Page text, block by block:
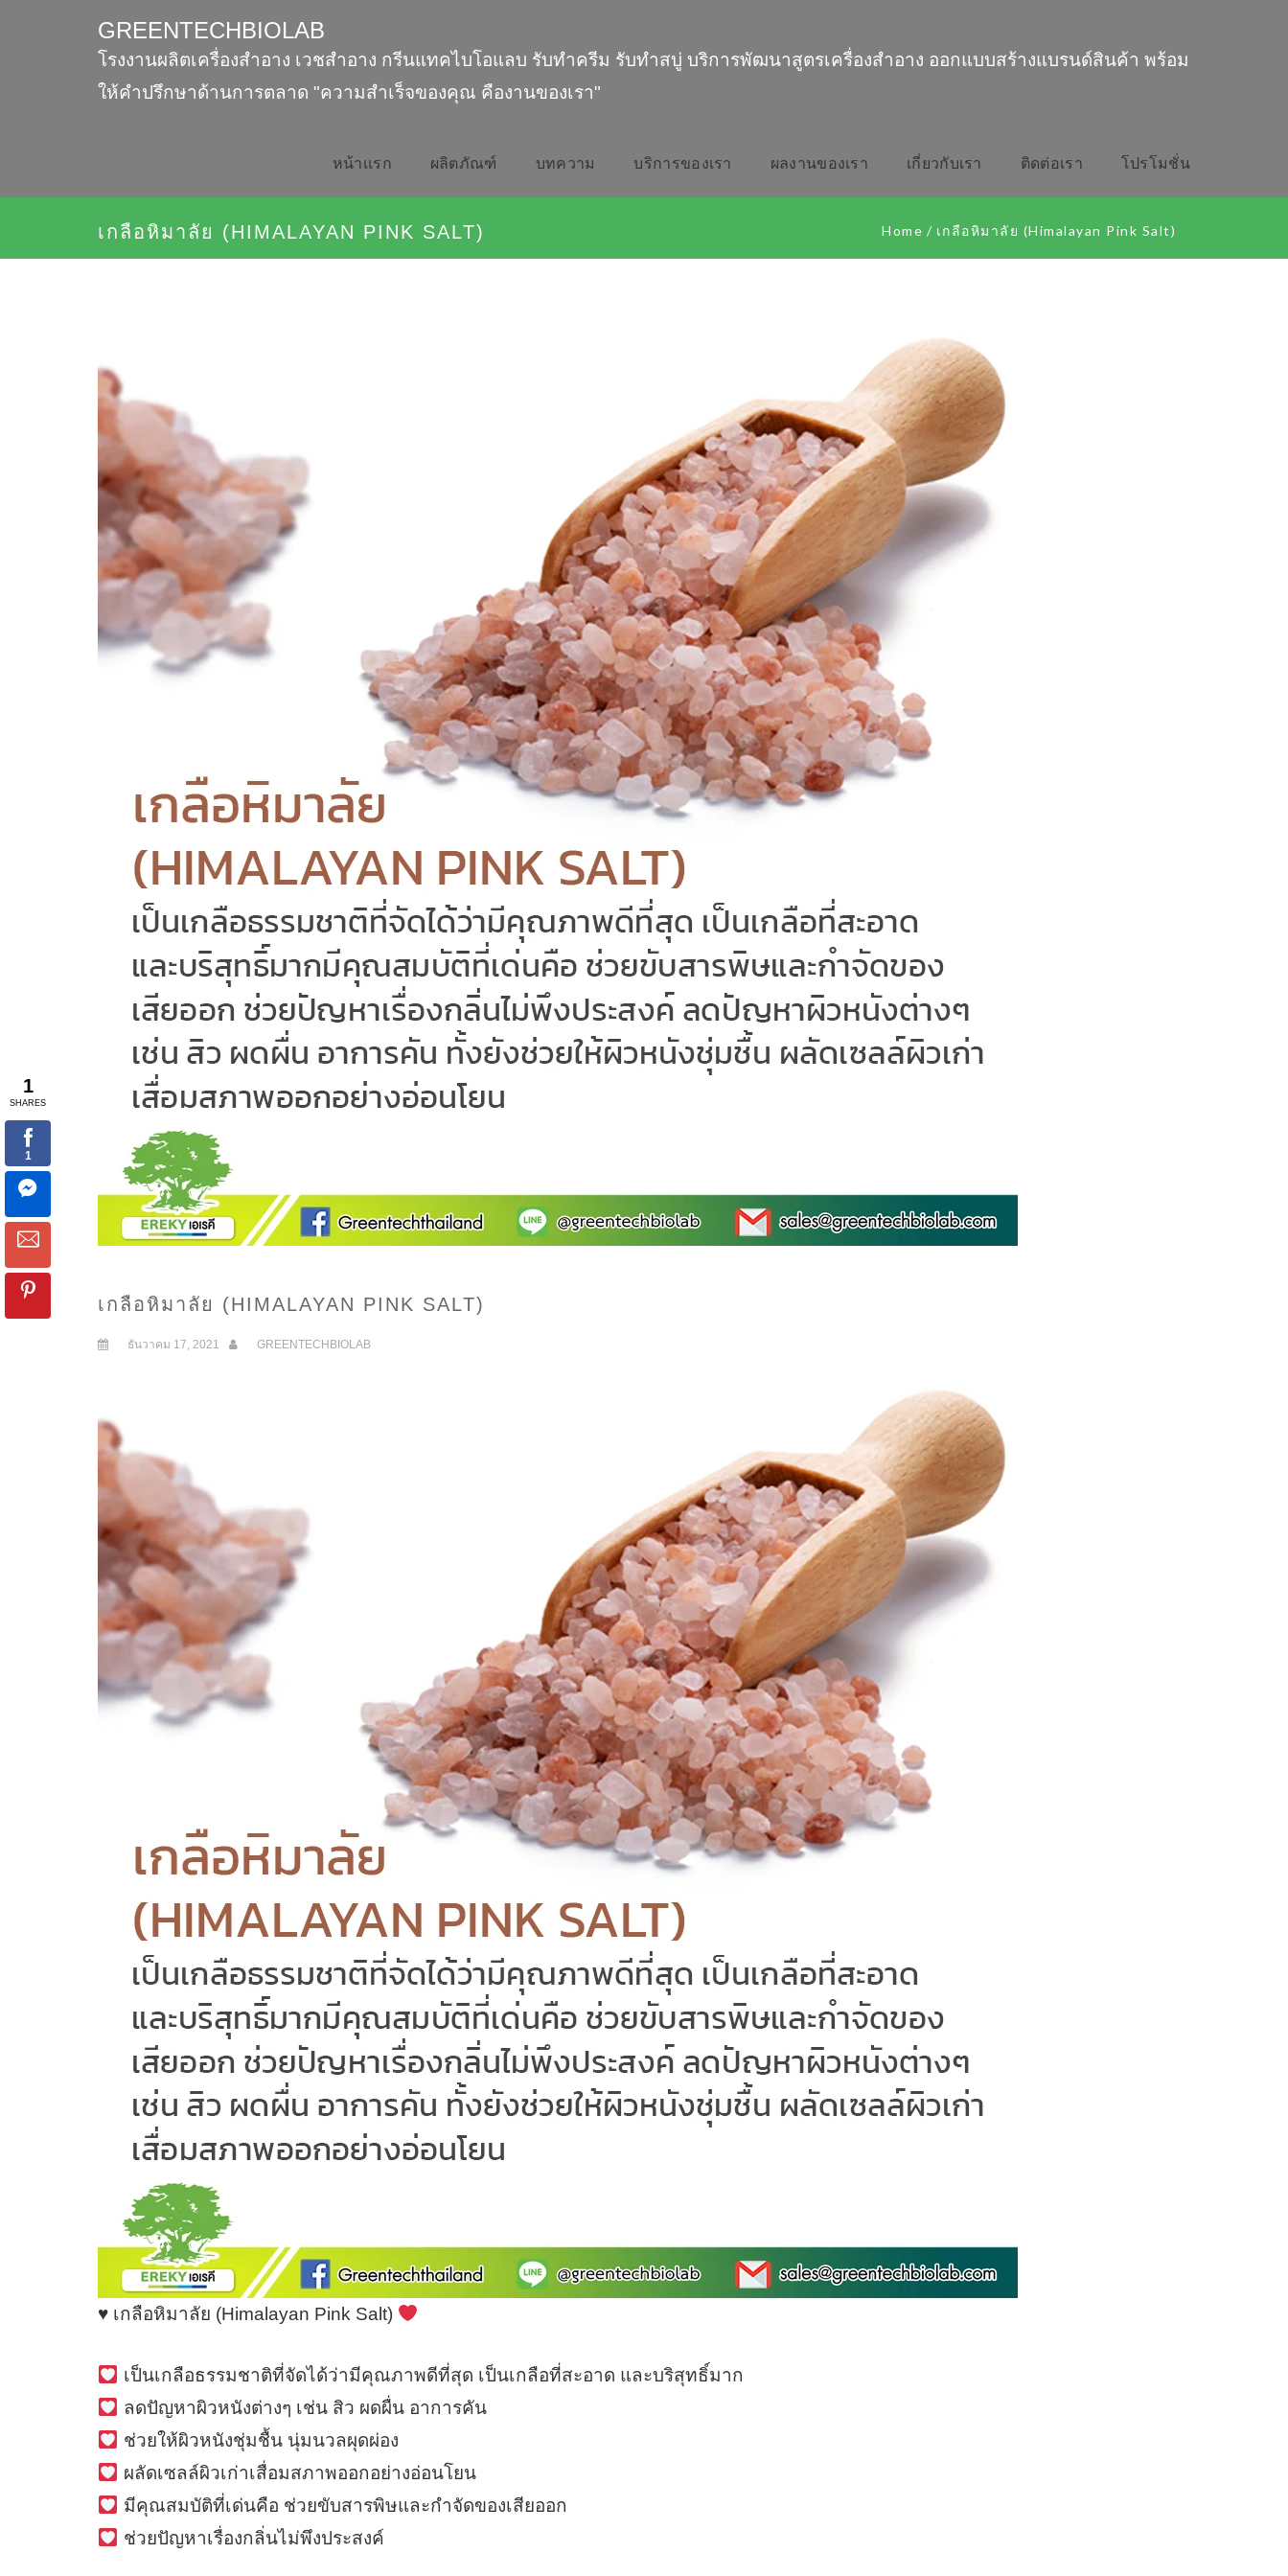
GREENTECHBIOLAB
โรงงานผลิตเครื่องสำอาง เวชสำอาง กรีนแทคไบโอแลบ รับทำครีม รับทำสบู่ บริการพัฒนาสูตรเครื่องสำอาง ออกแบบสร้างแบรนด์สินค้า พร้อม
ให้คำปรึกษาด้านการตลาด "ความสำเร็จของคุณ คืองานของเรา"
หน้าเเรก ผลิตภัณฑ์ บทความ บริการของเรา ผลงานของเรา เกี่ยวกับเรา ติดต่อเรา โปรโมชั่น
เกลือหิมาลัย (HIMALAYAN PINK SALT) Home / เกลือหิมาลัย (Himalayan Pink Salt)
เกลือหิมาลัย (HIMALAYAN PINK SALT)
ธันวาคม 17, 2021 GREENTECHBIOLAB
♥ เกลือหิมาลัย (Himalayan Pink Salt)
เป็นเกลือธรรมชาติที่จัดได้ว่ามีคุณภาพดีที่สุด เป็นเกลือที่สะอาด และบริสุทธิ์มาก
ลดปัญหาผิวหนังต่างๆ เช่น สิว ผดผื่น อาการคัน
ช่วยให้ผิวหนังชุ่มชื้น นุ่มนวลผุดผ่อง
ผลัดเซลล์ผิวเก่าเสื่อมสภาพออกอย่างอ่อนโยน
มีคุณสมบัติที่เด่นคือ ช่วยขับสารพิษและกำจัดของเสียออก
ช่วยปัญหาเรื่องกลิ่นไม่พึงประสงค์